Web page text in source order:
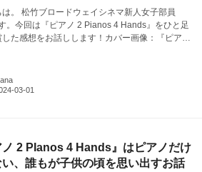
は。 松竹ブロードウェイシネマ新人女子部員
。今回は『ピアノ 2 Pianos 4 Hands』をひと足
した感想をお話しします！カバー画像：『ピアノ
4 Hands』より©Rick O'Brien
ノ 2 PIanos 4 Hands』はピアノだけ
い、誰もが子供の頃を思い出すお話